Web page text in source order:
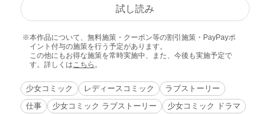
試し読み
本作品について、無料施策・クーポン等の割引施策・PayPayポ
イント付与の施策を行う予定があります。
この他にもお得な施策を常時実施中、また、今後も実施予定で
す。詳しくは こちら 。
少女コミック レディースコミック
ラブストーリー
仕事
少女コミック ラブストーリー
少女コミック ドラマ